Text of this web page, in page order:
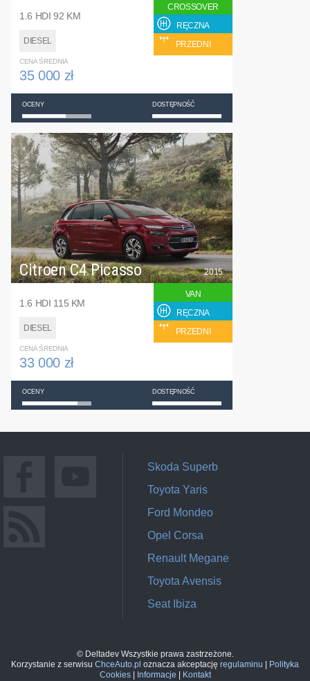
1.6 HDI 92 KM
DIESEL
CROSSOVER
RĘCZNA
PRZEDNI
CENA ŚREDNIA
35 000 zł
OCENY DOSTĘPNOŚĆ
Citroen C4 Picasso
1.6 HDI 115 KM
DIESEL
2015
VAN
RĘCZNA
PRZEDNI
CENA ŚREDNIA
33 000 zł
OCENY DOSTĘPNOŚĆ
Skoda Superb
Toyota Yaris
Ford Mondeo
Opel Corsa
Renault Megane
Toyota Avensis
Seat Ibiza
© Deltadev Wszystkie prawa zastrzeżone.
Korzystanie z serwisu ChceAuto.pl oznacza akceptację regulaminu
Polityka
Cookies| Informacje Kontakt